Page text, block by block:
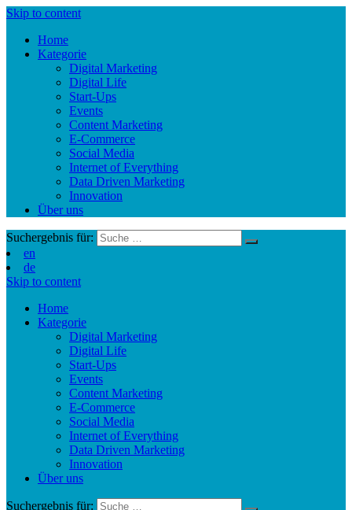
Skip to content
Home
Kategorie
Digital Marketing
Digital Life
Start-Ups
Events
Content Marketing
E-Commerce
Social Media
Internet of Everything
Data Driven Marketing
Innovation
Über uns
Suchergebnis für:
en
de
Skip to content
Home
Kategorie
Digital Marketing
Digital Life
Start-Ups
Events
Content Marketing
E-Commerce
Social Media
Internet of Everything
Data Driven Marketing
Innovation
Über uns
Suchergebnis für: